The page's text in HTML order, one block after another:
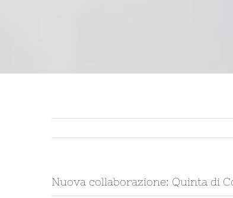
Nuova collaborazione: Quinta di